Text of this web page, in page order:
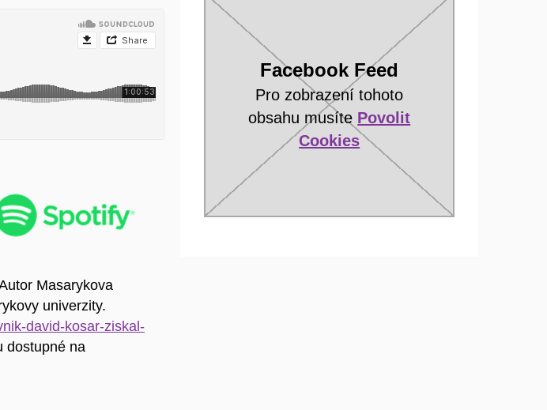
Masarykova
univerzity.
david-kosar-ziskal-
dostupné na
Facebook Feed
Pro zobrazení tohoto
obsahu musíte Povolit
Cookies